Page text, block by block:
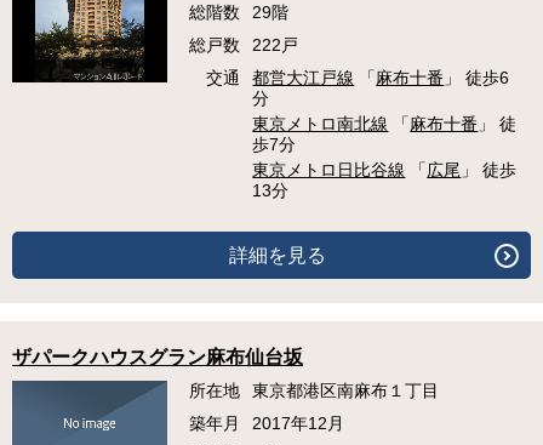
総階数
29階
総戸数
222戸
交通
都営大江戸線 「麻布十番 」 徒歩6
分
東京メトロ南北線 「麻布十番 」 徒
歩7分
東京メトロ日比谷線 「広尾 」 徒歩
13分
詳細を見る
ザパークハウスグラン麻布仙台坂
所在地
東京都港区南麻布１丁目
築年月
2017年12月